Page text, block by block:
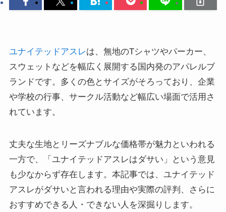
ユナイテッドアスレは、無地のTシャツやパーカー、
スウェットなどを幅広く展開する国内発のアパレルブ
ランドです。多くの色とサイズがそろっており、企業
や学校の行事、サークル活動など幅広い場面で活用さ
れています。
丈夫な生地とリーズナブルな価格帯が魅力といわれる
一方で、「ユナイテッドアスレはダサい」という意見
も少なからず存在します。本記事では、ユナイテッド
アスレがダサいと言われる理由や実際の評判、さらに
おすすめできる人・できない人を深掘りします。